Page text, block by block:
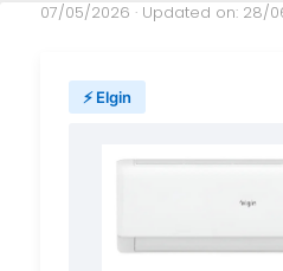
07/05/2026 · Updated on: 28/
⚡ Elgin